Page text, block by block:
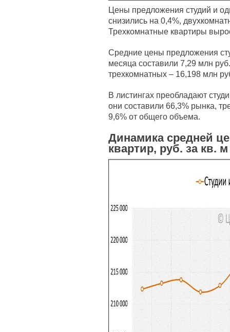
Цены предложения студий и
снизились на 0,4%,
Трехкомнатные квартиры
Средние цены предложения
месяца составили 7,29 млн
трехкомнатных – 16,198 млн
В листингах преобладают
они составили 66,3% рынка,
9,6% от общего объема.
Динамика средней
квартир, руб. за кв. м